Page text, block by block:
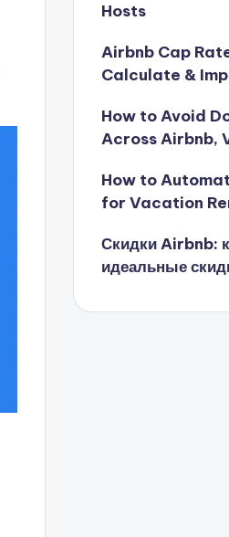
Hosts
Airbnb Cap
Calculate &
How to Avoid
Across Airbnb,
How to
for Vacation
Скидки Airbnb:
идеальные